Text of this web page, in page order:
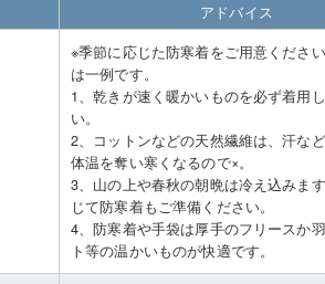
アドバイス
※季節に応じた防寒着をご用意くださ
は一例です。
1、乾きが速く暖かいものを必ず着用
い。
2、コットンなどの天然繊維は、汗な
体温を奪い寒くなるので×。
3、山の上や春秋の朝晩は冷え込みま
じて防寒着もご準備ください。
4、防寒着や手袋は厚手のフリースか
ト等の温かいものが快適です。